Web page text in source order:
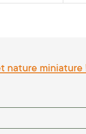
nature miniature